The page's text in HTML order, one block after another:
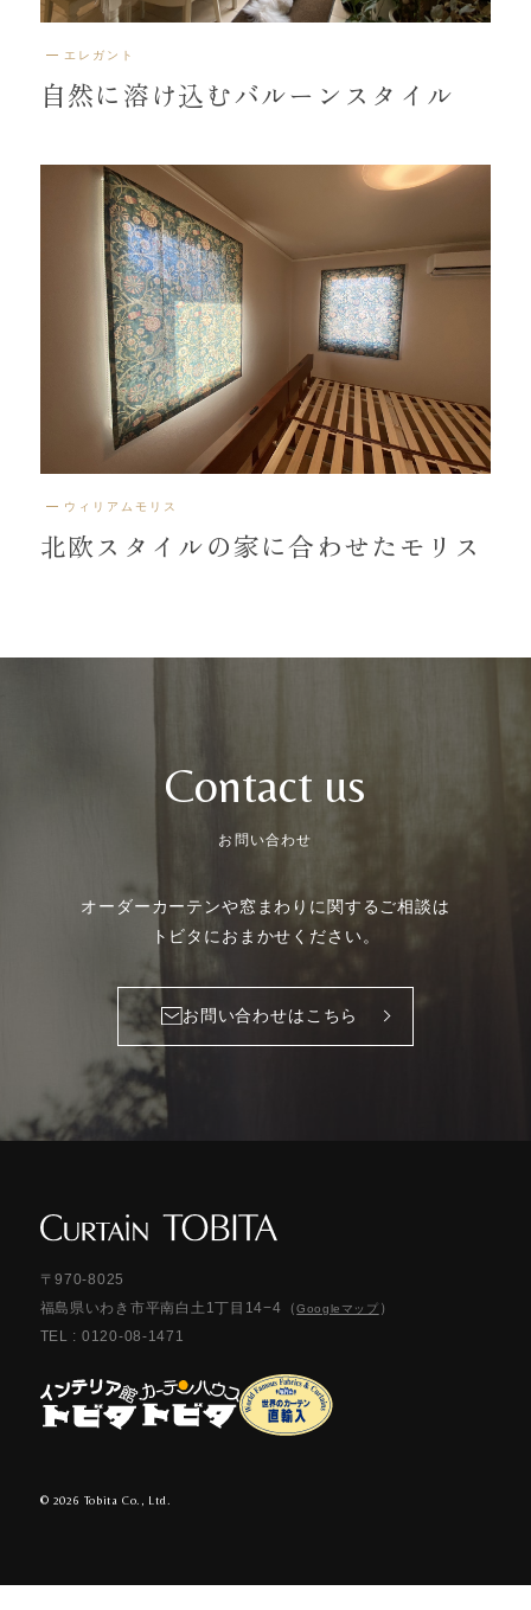
エレガント
自然に溶け込むバルーンスタイル
ウィリアムモリス
北欧スタイルの家に合わせたモリス
Contact us
お問い合わせ
オーダーカーテンや窓まわりに関するご相談は
トビタにおまかせください。
お問い合わせはこちら
〒970-8025
福島県いわき市平南白土1丁目14−4 （Googleマップ ）
TEL : 0120-08-1471
©︎ 2026 Tobita Co., Ltd.